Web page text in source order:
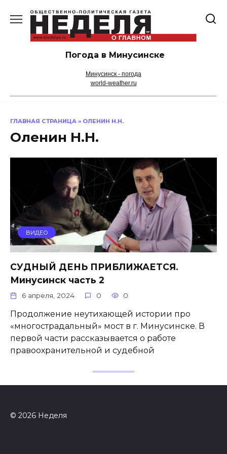
содержанию
Погода в Минусинске
Минусинск - погода
world-weather.ru
ГЛАВНАЯ СТРАНИЦА » ОЛЕНИН Н.Н.
Оленин Н.Н.
ВИДЕО
СУДНЫЙ ДЕНЬ ПРИБЛИЖАЕТСЯ.
Минусинск часть 2
6 апреля, 2024 0 0
Продолжение неутихающей истории про
«многострадальный» мост в г. Минусинске. В
первой части рассказывается о работе
правоохранительной и судебной
© 2026 Неделя